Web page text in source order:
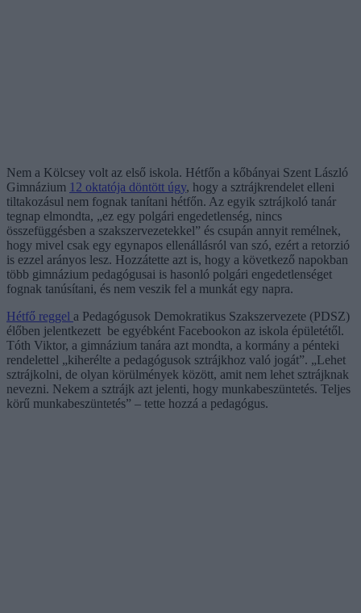
Nem a Kölcsey volt az első iskola. Hétfőn a kőbányai Szent László
Gimnázium 12 oktatója döntött úgy, hogy a sztrájkrendelet elleni
tiltakozásul nem fognak tanítani hétfőn. Az egyik sztrájkoló tanár
tegnap elmondta, „ez egy polgári engedetlenség, nincs
összefüggésben a szakszervezetekkel” és csupán annyit remélnek,
hogy mivel csak egy egynapos ellenállásról van szó, ezért a retorzió
is ezzel arányos lesz. Hozzátette azt is, hogy a következő napokban
több gimnázium pedagógusai is hasonló polgári engedetlenséget
fognak tanúsítani, és nem veszik fel a munkát egy napra.
Hétfő reggel a Pedagógusok Demokratikus Szakszervezete (PDSZ)
élőben jelentkezett be egyébként Facebookon az iskola épületétől.
Tóth Viktor, a gimnázium tanára azt mondta, a kormány a pénteki
rendelettel „kiherélte a pedagógusok sztrájkhoz való jogát”. „Lehet
sztrájkolni, de olyan körülmények között, amit nem lehet sztrájknak
nevezni. Nekem a sztrájk azt jelenti, hogy munkabeszüntetés. Teljes
körű munkabeszüntetés” – tette hozzá a pedagógus.